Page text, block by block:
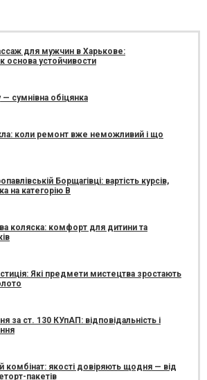
для мужчин в Харькове:
основа устойчивости
сумнівна обіцянка
коли ремонт вже неможливий і що
Борщагівці: вартість курсів,
на категорію B
коляска: комфорт для дитини та
Які предмети мистецтва зростають
за ст. 130 КУпАП: відповідальність і
комбінат: якості довіряють щодня — від
пакетів